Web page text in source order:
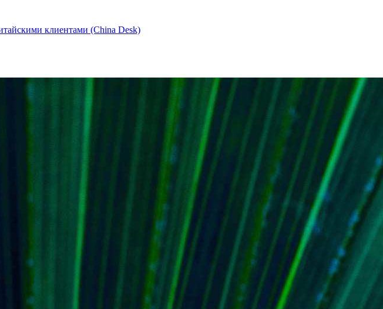
клиентами (China Desk)